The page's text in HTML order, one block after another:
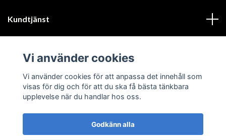
Kundtjänst
Sociala medier
Vi använder cookies
Vi använder cookies för att anpassa det innehåll som
visas för dig och för att du ska få bästa tänkbara
upplevelse när du handlar hos oss.
Godkänn alla